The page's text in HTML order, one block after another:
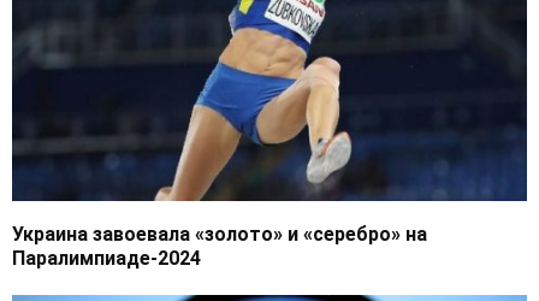
Украина завоевала «золото» и «серебро» на
Паралимпиаде-2024